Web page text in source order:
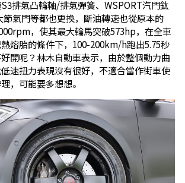
排氣凸輪軸/排氣彈簧、WSPORT汽門鈦
節氣門等都也更換，斷油轉速也從原本的
，使其最大輪馬突破573hp，在全車
熔胎的條件下，100-200km/h跑出5.75秒
開呢？林木自動車表示，由於整個動力曲
速扭力表現沒有很好，不適合當作街車使
，可能要多想想。